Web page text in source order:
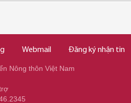
Webmail Đăng ký nhận tin
Nông thôn Việt Nam